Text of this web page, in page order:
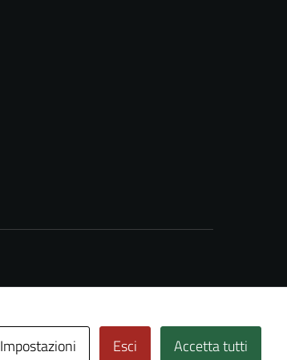
Impostazioni Esci Accetta tutti